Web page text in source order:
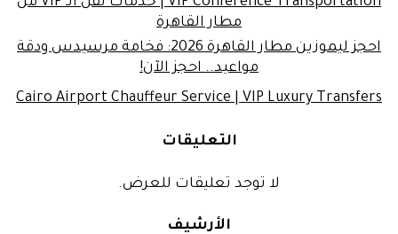
مطار القاهرة
احجز ليموزين مطار القاهرة 2026: فخامة مرسيدس ودقة
مواعيد.. احجز الآن!
Cairo Airport Chauffeur Service | VIP Luxury Transfers
التعليقات
لا توجد تعليقات للعرض.
الأرشيف